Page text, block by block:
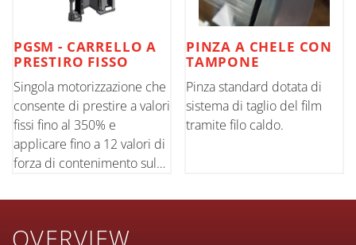
PGSM - CARRELLO A
PRESTIRO FISSO
Singola motorizzazione che
consente di prestire a valori
fissi fino al 350% e
applicare fino a 12 valori di
forza di contenimento sul
tramite cella di carico.
mm/20"; opzionale 750
PINZA A CHELE CON
TAMPONE
Pinza standard dotata di
sistema di taglio del film
tramite filo caldo.
OVERVIEW